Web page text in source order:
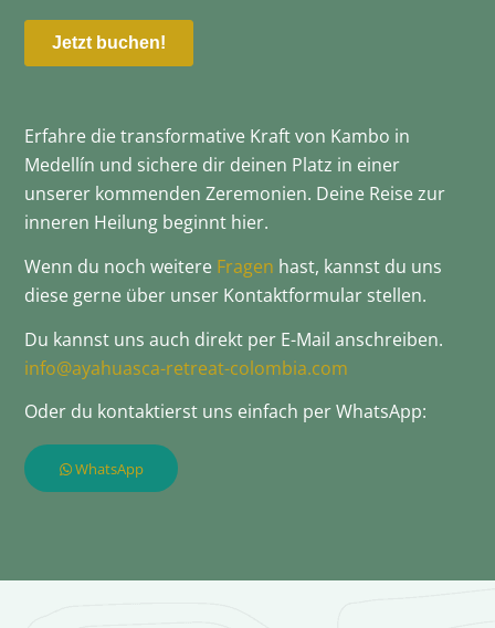
Erfahre die transformative Kraft von Kambo in
Medellín und sichere dir deinen Platz in einer
unserer kommenden Zeremonien. Deine Reise zur
inneren Heilung beginnt hier.
Wenn du noch weitere Fragen hast, kannst du uns
diese gerne über unser Kontaktformular stellen.
Du kannst uns auch direkt per E-Mail anschreiben.
info@ayahuasca-retreat-colombia.com
Oder du kontaktierst uns einfach per WhatsApp:
WhatsApp